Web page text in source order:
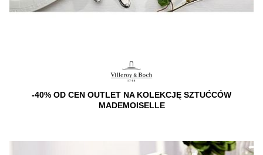
-40% OD CEN OUTLET NA KOLEKCJĘ SZTUĆCÓW
MADEMOISELLE